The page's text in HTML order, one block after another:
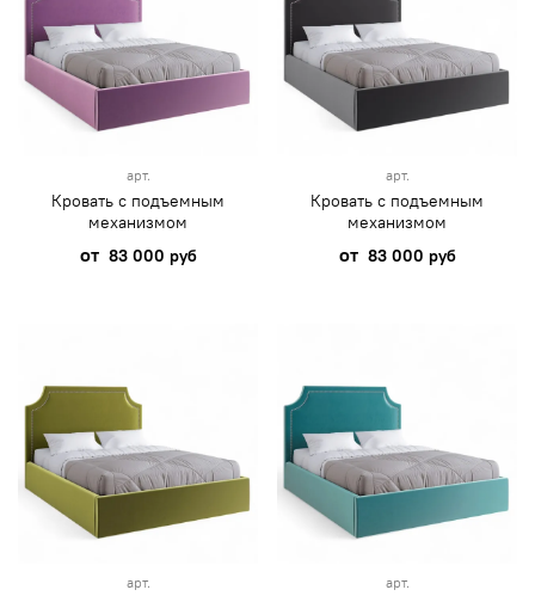
арт.
Кровать с подъемным
механизмом
от 83 000 руб
арт.
Кровать с подъемным
механизмом
от 83 000 руб
арт. арт.